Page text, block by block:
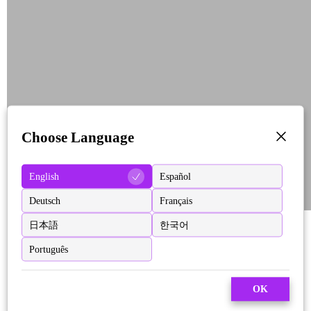
Choose Language
English Español
Deutsch Français
日本語 한국어
Português
OK